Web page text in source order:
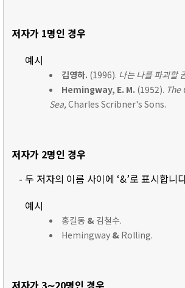
저자가 1명인 경우
예시
김영하. (1996). 나는 나를 파괴할
Hemingway, E. M. (1952). The
Sea,Charles Scribner's Sons.
저자가 2명인 경우
- 두 저자의 이름 사이에 ‘&’로 표시합니
예시
홍길동 & 김철수.
Hemingway & Rolling.